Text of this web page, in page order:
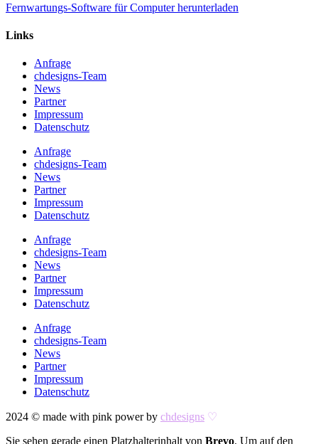
Fernwartungs-Software für Computer herunterladen
Links
Anfrage
chdesigns-Team
News
Partner
Impressum
Datenschutz
Anfrage
chdesigns-Team
News
Partner
Impressum
Datenschutz
Anfrage
chdesigns-Team
News
Partner
Impressum
Datenschutz
Anfrage
chdesigns-Team
News
Partner
Impressum
Datenschutz
2024 © made with pink power by chdesigns ♡
Sie sehen gerade einen Platzhalterinhalt von Brevo. Um auf den